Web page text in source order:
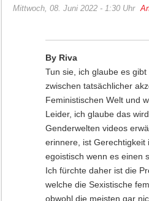
Mittwoch, 08. Juni 2022 - 1:30 Uhr
By Riva
Tun sie, ich glaube es
zwischen tatsächlicher
Feministischen Welt und
Leider, ich glaube das
Genderwelten videos
erinnere, ist Gerechtigkeit
egoistisch wenn es einen
Ich fürchte daher ist die
welche die Sexistische
obwohl die meisten gar